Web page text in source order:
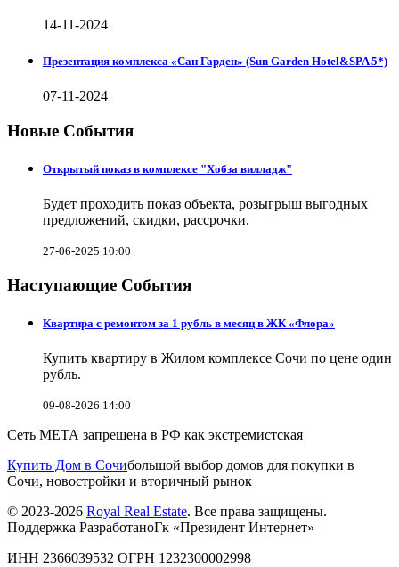
14-11-2024
Презентация комплекса «Сан Гарден» (Sun Garden Hotel&SPA 5*)
07-11-2024
Новые События
Открытый показ в комплексе "Хобза вилладж"
Будет проходить показ объекта, розыгрыш выгодных
предложений, скидки, рассрочки.
27-06-2025 10:00
Наступающие События
Квартира с ремонтом за 1 рубль в месяц в ЖК «Флора»
Купить квартиру в Жилом комплексе Сочи по цене один
рубль.
09-08-2026 14:00
Сеть МЕТА запрещена в РФ как экстремистская
Купить Дом в Сочибольшой выбор домов для покупки в
Сочи, новостройки и вторичный рынок
© 2023-2026 Royal Real Estate. Все права защищены.
Поддержка РазработаноГк «Президент Интернет»
ИНН 2366039532 ОГРН 1232300002998